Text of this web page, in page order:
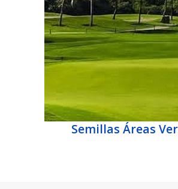
Semillas Áreas